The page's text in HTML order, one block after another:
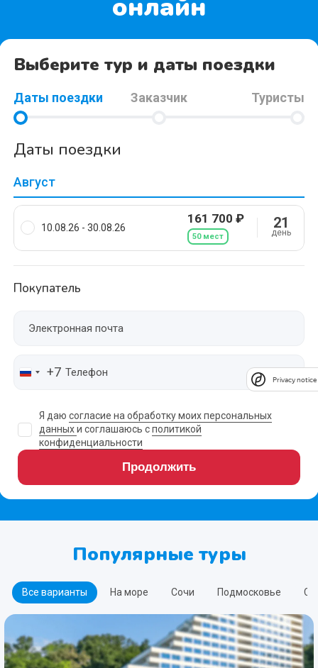
онлайн
Выберите тур и даты поездки
Даты поездки Заказчик Туристы
Даты поездки
Август
10.08.26 - 30.08.26
161 700 ₽
50 мест
21
день
Покупатель
+7
Продолжить
Я даю согласие на обработку моих персональных
данныхи соглашаюсь сполитикой
конфиденциальности
Популярные туры
Все варианты На море Сочи Подмосковье
Privacy notice